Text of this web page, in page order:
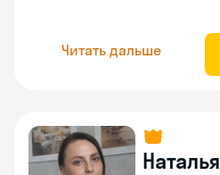
Читать дальше
Наталья